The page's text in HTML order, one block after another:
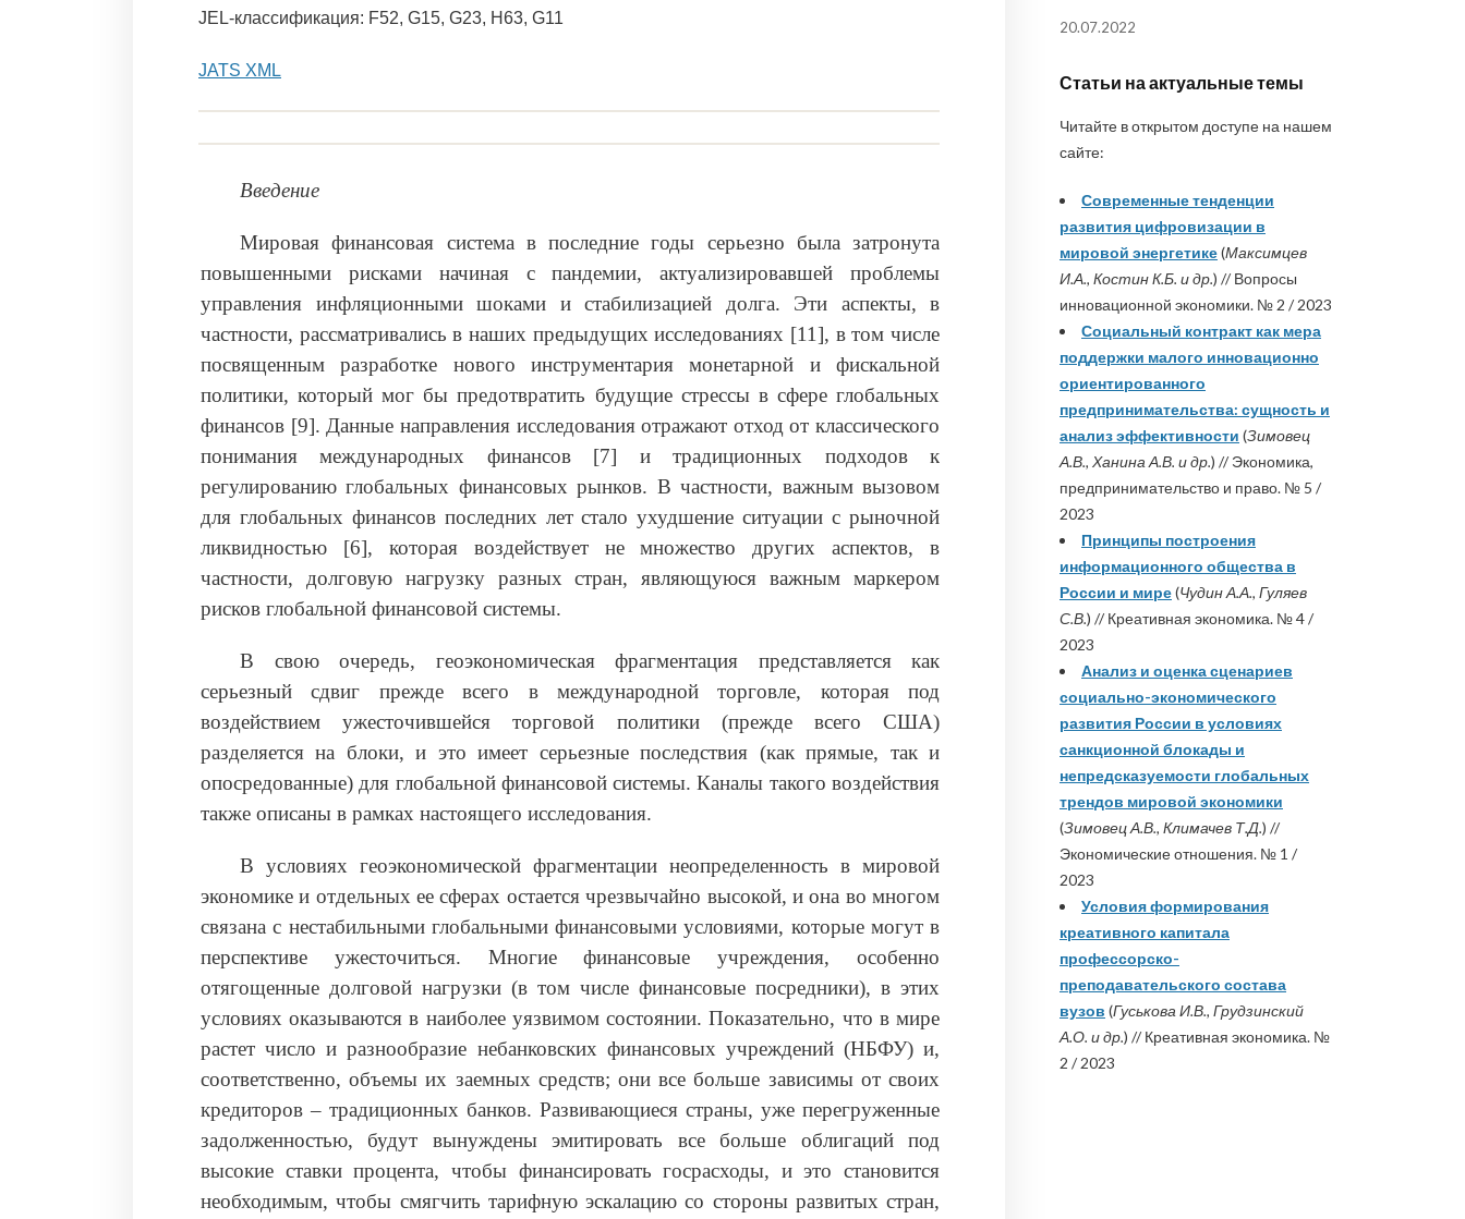
JEL-классификация: F52, G15, G23, H63, G11
JATS XML
Введение
Мировая финансовая система в последние годы серьезно была затронута
повышенными рисками начиная с пандемии, актуализировавшей проблемы
управления инфляционными шоками и стабилизацией долга. Эти аспекты, в
частности, рассматривались в наших предыдущих исследованиях [11], в том числе
посвященным разработке нового инструментария монетарной и фискальной
политики, который мог бы предотвратить будущие стрессы в сфере глобальных
финансов [9]. Данные направления исследования отражают отход от классического
понимания международных финансов [7] и традиционных подходов к
регулированию глобальных финансовых рынков. В частности, важным вызовом
для глобальных финансов последних лет стало ухудшение ситуации с рыночной
ликвидностью [6], которая воздействует не множество других аспектов, в
частности, долговую нагрузку разных стран, являющуюся важным маркером
рисков глобальной финансовой системы.
В свою очередь, геоэкономическая фрагментация представляется как
серьезный сдвиг прежде всего в международной торговле, которая под
воздействием ужесточившейся торговой политики (прежде всего США)
разделяется на блоки, и это имеет серьезные последствия (как прямые, так и
опосредованные) для глобальной финансовой системы. Каналы такого воздействия
также описаны в рамках настоящего исследования.
В условиях геоэкономической фрагментации неопределенность в мировой
экономике и отдельных ее сферах остается чрезвычайно высокой, и она во многом
связана с нестабильными глобальными финансовыми условиями, которые могут в
перспективе ужесточиться. Многие финансовые учреждения, особенно
отягощенные долговой нагрузки (в том числе финансовые посредники), в этих
условиях оказываются в наиболее уязвимом состоянии. Показательно, что в мире
растет число и разнообразие небанковских финансовых учреждений (НБФУ) и,
соответственно, объемы их заемных средств; они все больше зависимы от своих
кредиторов – традиционных банков. Развивающиеся страны, уже перегруженные
задолженностью, будут вынуждены эмитировать все больше облигаций под
высокие ставки процента, чтобы финансировать госрасходы, и это становится
необходимым, чтобы смягчить тарифную эскалацию со стороны развитых стран,
20.07.2022
Статьи на актуальные темы
Читайте в открытом доступе на нашем
сайте:
Современные тенденции
развития цифровизации в
мировой энергетике(Максимцев
И.А., Костин К.Б. и др.) // Вопросы
инновационной экономики. № 2 / 2023
Социальный контракт как мера
поддержки малого инновационно
ориентированного
предпринимательства: сущность и
анализ эффективности (Зимовец
А.В., Ханина А.В. и др.) // Экономика,
предпринимательство и право. № 5 /
2023
Принципы построения
информационного общества в
России и мире(Чудин А.А., Гуляев
С.В.) // Креативная экономика. № 4 /
2023
Анализ и оценка сценариев
социально-экономического
развития России в условиях
санкционной блокады и
непредсказуемости глобальных
трендов мировой экономики
(Зимовец А.В., Климачев Т.Д.) //
Экономические отношения. № 1 /
2023
Условия формирования
креативного капитала
профессорско-
преподавательского состава
вузов (Гуськова И.В., Грудзинский
А.О. и др.) // Креативная экономика. №
2 / 2023